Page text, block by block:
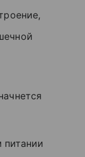
питании